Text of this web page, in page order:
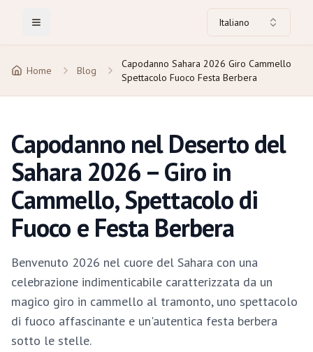
Toggle Menu Italiano
Home Blog
Capodanno Sahara 2026 Giro Cammello
Spettacolo Fuoco Festa Berbera
Capodanno nel Deserto del
Sahara 2026 – Giro in
Cammello, Spettacolo di
Fuoco e Festa Berbera
Benvenuto 2026 nel cuore del Sahara con una
celebrazione indimenticabile caratterizzata da un
magico giro in cammello al tramonto, uno spettacolo
di fuoco affascinante e un'autentica festa berbera
sotto le stelle.